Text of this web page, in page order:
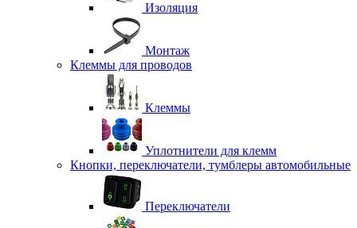
Изоляция
Монтаж
Клеммы для проводов
Клеммы
Уплотнители для клемм
Кнопки, переключатели, тумблеры автомобильные
Переключатели